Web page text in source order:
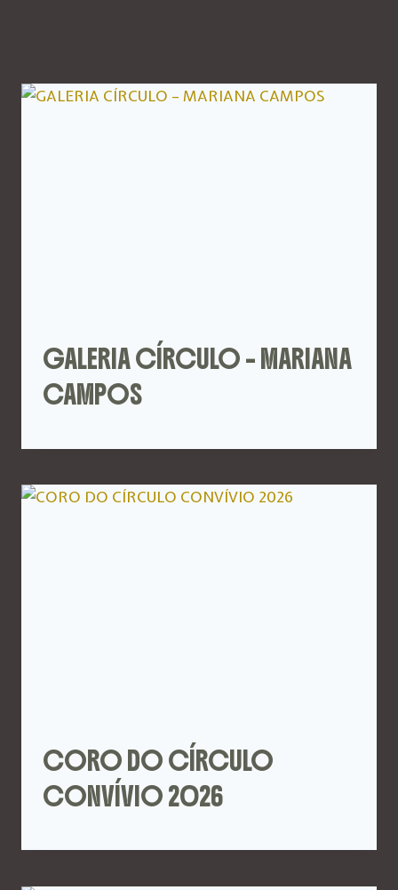
GALERIA CÍRCULO – MARIANA
CAMPOS
CORO DO CÍRCULO
CONVÍVIO 2026